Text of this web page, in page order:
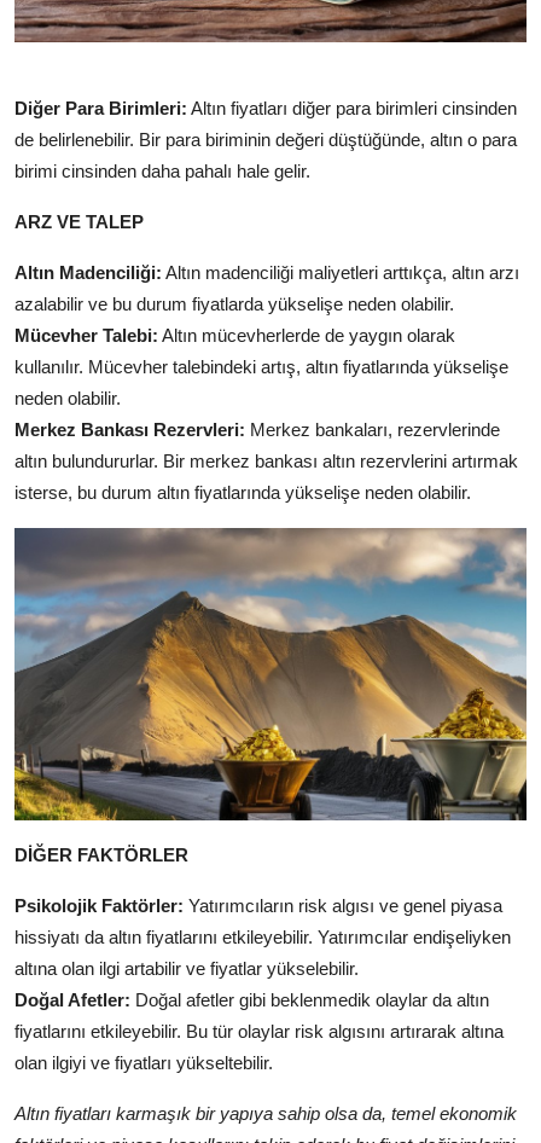
Diğer Para Birimleri: Altın fiyatları diğer para birimleri cinsinden
de belirlenebilir. Bir para biriminin değeri düştüğünde, altın o para
birimi cinsinden daha pahalı hale gelir.
ARZ VE TALEP
Altın Madenciliği: Altın madenciliği maliyetleri arttıkça, altın arzı
azalabilir ve bu durum fiyatlarda yükselişe neden olabilir.
Mücevher Talebi: Altın mücevherlerde de yaygın olarak
kullanılır. Mücevher talebindeki artış, altın fiyatlarında yükselişe
neden olabilir.
Merkez Bankası Rezervleri: Merkez bankaları, rezervlerinde
altın bulundururlar. Bir merkez bankası altın rezervlerini artırmak
isterse, bu durum altın fiyatlarında yükselişe neden olabilir.
DİĞER FAKTÖRLER
Psikolojik Faktörler: Yatırımcıların risk algısı ve genel piyasa
hissiyatı da altın fiyatlarını etkileyebilir. Yatırımcılar endişeliyken
altına olan ilgi artabilir ve fiyatlar yükselebilir.
Doğal Afetler: Doğal afetler gibi beklenmedik olaylar da altın
fiyatlarını etkileyebilir. Bu tür olaylar risk algısını artırarak altına
olan ilgiyi ve fiyatları yükseltebilir.
Altın fiyatları karmaşık bir yapıya sahip olsa da, temel ekonomik